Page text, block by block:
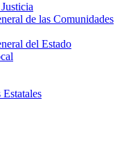
de las Comunidades
del Estado